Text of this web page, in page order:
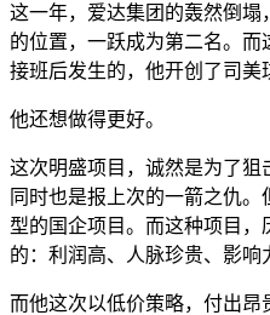
这一年，爱达集团的轰然倒塌
的位置，一跃成为第二名。
接班后发生的，他开创了司美
他还想做得更好。
这次明盛项目，诚然是为了狙
同时也是报上次的一箭之仇
型的国企项目。而这种项目
的：利润高、人脉珍贵、影
而他这次以低价策略，付出昂